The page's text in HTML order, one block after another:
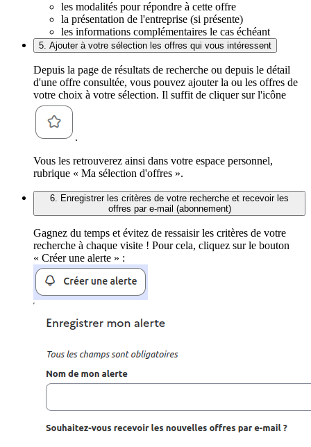
les modalités pour répondre à cette offre
la présentation de l'entreprise (si présente)
les informations complémentaires le cas échéant
5. Ajouter à votre sélection les offres qui vous intéressent
Depuis la page de résultats de recherche ou depuis le détail
d'une offre consultée, vous pouvez ajouter la ou les offres de
votre choix à votre sélection. Il suffit de cliquer sur l'icône
.
Vous les retrouverez ainsi dans votre espace personnel,
rubrique « Ma sélection d'offres ».
6. Enregistrer les critères de votre recherche et recevoir les
offres par e-mail (abonnement)
Gagnez du temps et évitez de ressaisir les critères de votre
recherche à chaque visite ! Pour cela, cliquez sur le bouton
« Créer une alerte » :